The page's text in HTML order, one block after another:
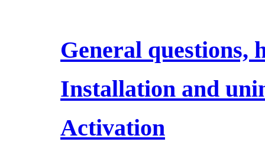
General questions,
Installation and
Activation